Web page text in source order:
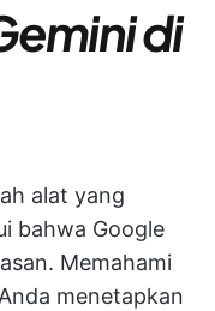
di
alat yang
bahwa Google
Memahami
menetapkan